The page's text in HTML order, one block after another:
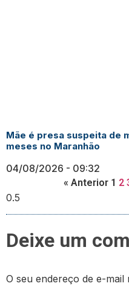
Mãe é presa suspeita de
meses no Maranhão
04/08/2026 09:32
« Anterior 1 2
Deixe um
O seu endereço de e-mail